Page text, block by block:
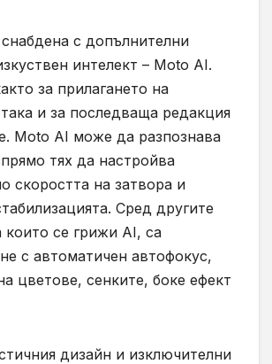
с допълнителни
интелект – Moto AI.
за прилагането на
и за последваща редакция
Moto AI може да разпознава
тях да настройва
скоростта на затвора и
Сред другите
които се грижи AI, са
с автоматичен автофокус,
цветове, сенките, боке ефект
дизайн и изключителни